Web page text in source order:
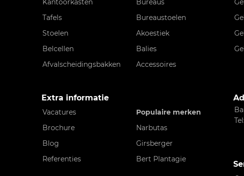
Kantoorkasten
Bureaus
Tafels
Bureaustoelen
Stoelen
Akoestiek
Belcellen
Balies
Afvalscheidingsbakken
Accessoires
Extra informatie
Vacatures
Populaire merken
Brochure
Narbutas
Blog
Girsberger
Referenties
Bert Plantagie